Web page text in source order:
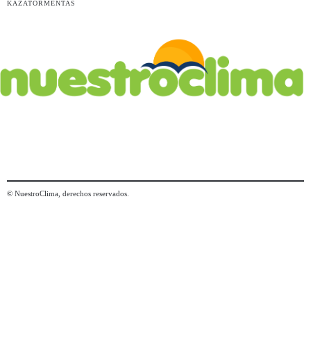
KAZATORMENTAS
© NuestroClima, derechos reservados.